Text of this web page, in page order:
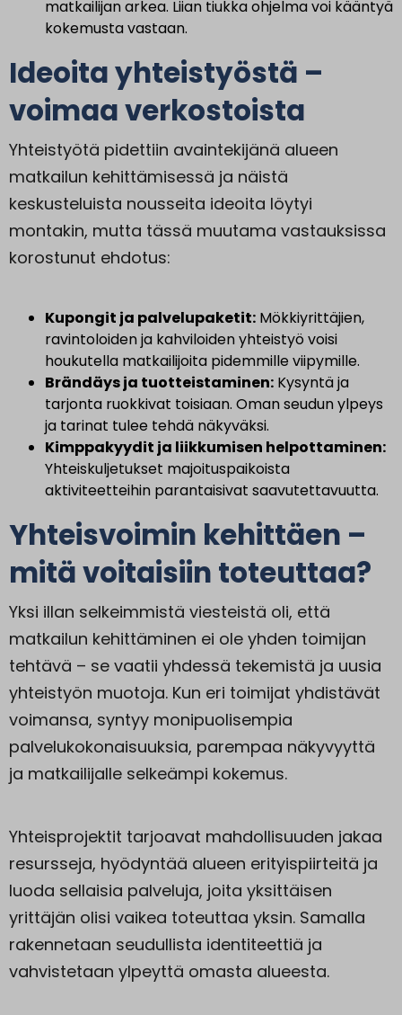
matkailijan arkea. Liian tiukka ohjelma voi kääntyä
kokemusta vastaan.
Ideoita yhteistyöstä –
voimaa verkostoista
Yhteistyötä pidettiin avaintekijänä alueen
matkailun kehittämisessä ja näistä
keskusteluista nousseita ideoita löytyi
montakin, mutta tässä muutama vastauksissa
korostunut ehdotus:
Kupongit ja palvelupaketit: Mökkiyrittäjien,
ravintoloiden ja kahviloiden yhteistyö voisi
houkutella matkailijoita pidemmille viipymille.
Brändäys ja tuotteistaminen: Kysyntä ja
tarjonta ruokkivat toisiaan. Oman seudun ylpeys
ja tarinat tulee tehdä näkyväksi.
Kimppakyydit ja liikkumisen helpottaminen:
Yhteiskuljetukset majoituspaikoista
aktiviteetteihin parantaisivat saavutettavuutta.
Yhteisvoimin kehittäen –
mitä voitaisiin toteuttaa?
Yksi illan selkeimmistä viesteistä oli, että
matkailun kehittäminen ei ole yhden toimijan
tehtävä – se vaatii yhdessä tekemistä ja uusia
yhteistyön muotoja. Kun eri toimijat yhdistävät
voimansa, syntyy monipuolisempia
palvelukokonaisuuksia, parempaa näkyvyyttä
ja matkailijalle selkeämpi kokemus.
Yhteisprojektit tarjoavat mahdollisuuden jakaa
resursseja, hyödyntää alueen erityispiirteitä ja
luoda sellaisia palveluja, joita yksittäisen
yrittäjän olisi vaikea toteuttaa yksin. Samalla
rakennetaan seudullista identiteettiä ja
vahvistetaan ylpeyttä omasta alueesta.